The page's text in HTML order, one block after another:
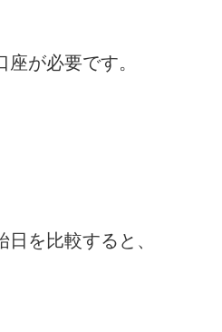
が必要です。
を比較すると、